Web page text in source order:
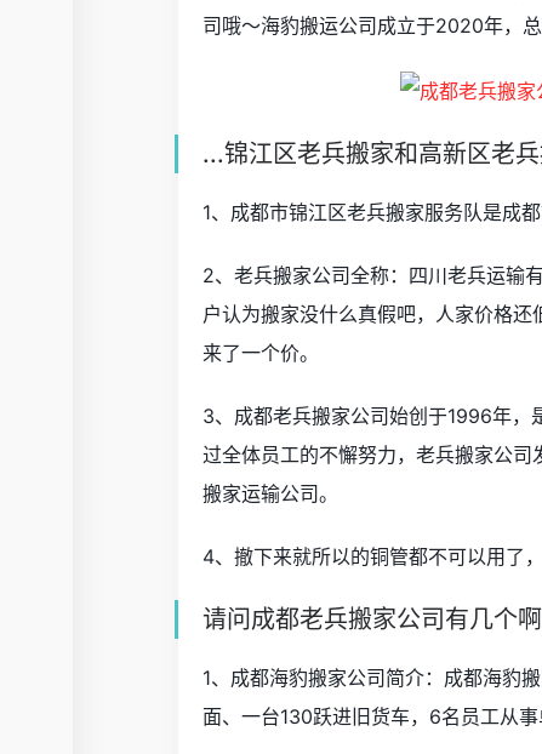
司哦～海豹搬运公司成立于2020年，总
...锦江区老兵搬家和高新区老
1、成都市锦江区老兵搬家服务队是成
2、老兵搬家公司全称：四川老兵运输
户认为搬家没什么真假吧，人家价格
来了一个价。
3、成都老兵搬家公司始创于1996年，
过全体员工的不懈努力，老兵搬家公
搬家运输公司。
4、撤下来就所以的铜管都不可以用了
请问成都老兵搬家公司有几个
1、成都海豹搬家公司简介：成都海豹
面、一台130跃进旧货车，6名员工从事